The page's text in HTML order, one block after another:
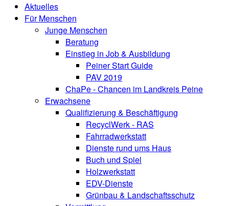
Aktuelles
Für Menschen
Junge Menschen
Beratung
Einstieg in Job & Ausbildung
Peiner Start Guide
PAV 2019
ChaPe - Chancen im Landkreis Peine
Erwachsene
Qualifizierung & Beschäftigung
RecyclWerk - RAS
Fahrradwerkstatt
Dienste rund ums Haus
Buch und Spiel
Holzwerkstatt
EDV-Dienste
Grünbau & Landschaftsschutz